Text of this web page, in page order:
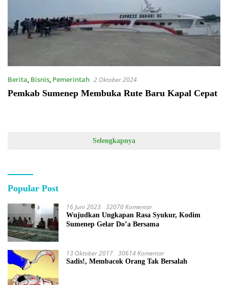
Berita, Bisnis, Pemerintah 2 Oktober 2024
Pemkab Sumenep Membuka Rute Baru Kapal Cepat
Selengkapnya
Popular Post
16 Juni 2023 32070 Komentar
Wujudkan Ungkapan Rasa Syukur, Kodim
Sumenep Gelar Do’a Bersama
13 Oktober 2017 30614 Komentar
Sadis!, Membacok Orang Tak Bersalah